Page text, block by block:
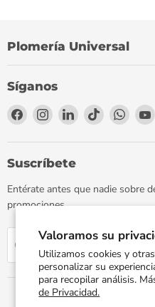
Valoramos su
Utilizamos cookies y
personalizar su
para recopilar análisis.
de Privacidad.
Plomería Universal
Síganos
Encuéntrenos
Facebook
Encuéntrenos
Instagram
Encuéntrenos
LinkedInTikTok
Suscríbete
Entérate antes que nadie sobre
promociones.
Correo electrónico